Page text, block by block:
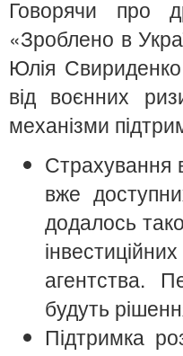
Говорячи про
«Зроблено в
Юлія
від воєнних
механізми
Страхування
вже
додалось
агентства.
будуть
Підтримка